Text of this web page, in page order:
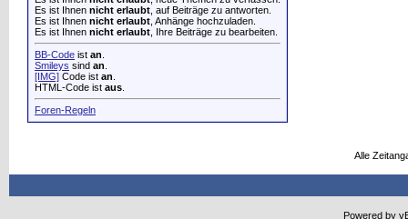
Es ist Ihnen nicht erlaubt , auf Beiträge zu antworten.
Es ist Ihnen nicht erlaubt , Anhänge hochzuladen.
Es ist Ihnen nicht erlaubt , Ihre Beiträge zu bearbeiten.
BB-Code ist an
Smileys sind an
[IMG] Code ist an
HTML-Code ist aus
Foren-Regeln
Alle
Powered by